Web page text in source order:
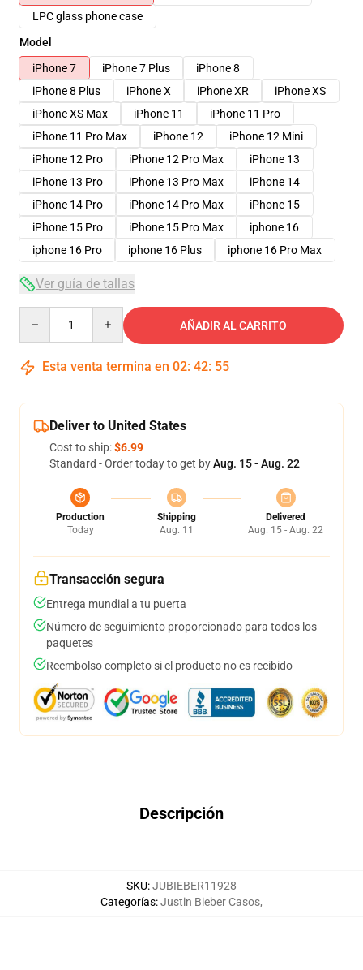
LPC glass phone case
Model
iPhone 7
iPhone 7 Plus
iPhone 8
iPhone 8 Plus
iPhone X iPhone XR
iPhone XS
iPhone XS Max
iPhone 11
iPhone 11 Pro
iPhone 11 Pro Max
iPhone 12
iPhone 12 Mini
iPhone 12 Pro
iPhone 12 Pro Max
iPhone 13
iPhone 13 Pro
iPhone 13 Pro Max
iPhone 14
iPhone 14 Pro
iPhone 14 Pro Max
iPhone 15
iPhone 15 Pro
iPhone 15 Pro Max
iphone 16
iphone 16 Pro
iphone 16 Plus iphone 16 Pro Max
Ver guía de tallas
AÑADIR AL CARRITO
Esta venta termina en 02: 42: 54
Deliver to United States
Cost to ship:$6.99
Standard - Order today to get byAug. 15 - Aug. 22
Production
Today
Shipping
Aug. 11
Delivered
Aug. 15 - Aug. 22
Transacción segura
Entrega mundial a tu puerta
Número de seguimiento proporcionado para todos los
paquetes
Reembolso completo si el producto no es recibido
Descripción
SKU:JUBIEBER11928
Categorías:Justin Bieber Casos,